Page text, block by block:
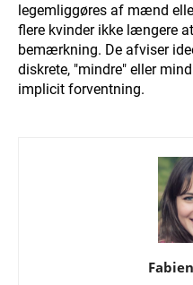
legemliggøres af mænd
flere kvinder ikke længere
bemærkning. De afviser
diskrete, "mindre" eller
implicit forventning.